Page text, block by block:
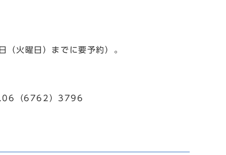
火曜日）までに要予約）。
06（6762）3796